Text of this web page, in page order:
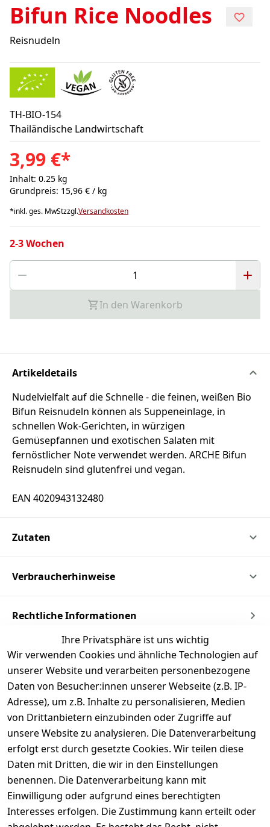
Bifun Rice Noodles
Reisnudeln
TH-BIO-154
Thailändische Landwirtschaft
3,99 €*
Inhalt: 0.25 kg
Grundpreis: 15,96 € / kg
*inkl. ges. MwStzzgl.Versandkosten
2-3 Wochen
In den Warenkorb
Artikeldetails
Nudelvielfalt auf die Schnelle - die feinen, weißen Bio
Bifun Reisnudeln können als Suppeneinlage, in
schnellen Wok-Gerichten, in würzigen
Gemüsepfannen und exotischen Salaten mit
fernöstlicher Note verwendet werden. ARCHE Bifun
Reisnudeln sind glutenfrei und vegan.
EAN 4020943132480
Zutaten
Verbraucherhinweise
Rechtliche Informationen
Ihre Privatsphäre ist uns wichtig
Wir verwenden Cookies und ähnliche Technologien auf
unserer Website und verarbeiten personenbezogene
Daten von Besucher:innen unserer Webseite (z.B. IP-
Adresse), um z.B. Inhalte zu personalisieren, Medien
von Drittanbietern einzubinden oder Zugriffe auf
unsere Website zu analysieren. Die Datenverarbeitung
erfolgt erst durch gesetzte Cookies. Wir teilen diese
Daten mit Dritten, die wir in den Einstellungen
benennen. Die Datenverarbeitung kann mit
Einwilligung oder aufgrund eines berechtigten
Interesses erfolgen. Die Zustimmung kann erteilt oder